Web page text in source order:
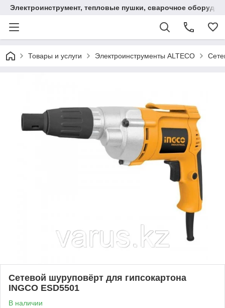
Электроинструмент, тепловые пушки, сварочное
Товары и услуги Электроинструменты ALTECO
Сетевой шуруповёрт для гипсокартона
INGCO ESD5501
В наличии